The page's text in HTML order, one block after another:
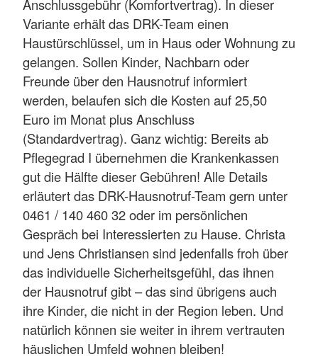
Anschlussgebühr (Komfortvertrag). In dieser
Variante erhält das DRK-Team einen
Haustürschlüssel, um in Haus oder Wohnung zu
gelangen. Sollen Kinder, Nachbarn oder
Freunde über den Hausnotruf informiert
werden, belaufen sich die Kosten auf 25,50
Euro im Monat plus Anschluss
(Standardvertrag). Ganz wichtig: Bereits ab
Pflegegrad I übernehmen die Krankenkassen
gut die Hälfte dieser Gebühren! Alle Details
erläutert das DRK-Hausnotruf-Team gern unter
0461 / 140 460 32 oder im persönlichen
Gespräch bei Interessierten zu Hause. Christa
und Jens Christiansen sind jedenfalls froh über
das individuelle Sicherheitsgefühl, das ihnen
der Hausnotruf gibt – das sind übrigens auch
ihre Kinder, die nicht in der Region leben. Und
natürlich können sie weiter in ihrem vertrauten
häuslichen Umfeld wohnen bleiben!